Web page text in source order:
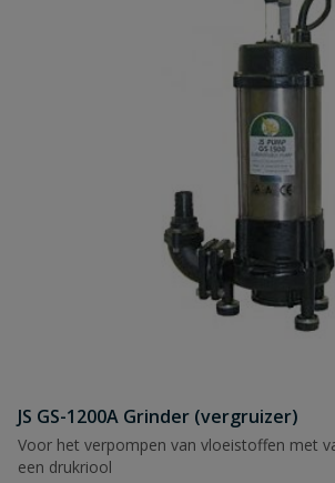
JS GS-1200A Grinder (vergruizer)
Voor het verpompen van vloeistoffen met
een drukriool